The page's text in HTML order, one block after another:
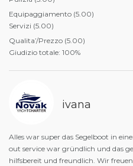
Equipaggiamento (5.00)
Servizi (5.00)
Qualita’/Prezzo (5.00)
Giudizio totale: 100%
ivana
Alles war super das Segelboot in
out service war gründlich und das
hilfsbereit und freundlich. Wir